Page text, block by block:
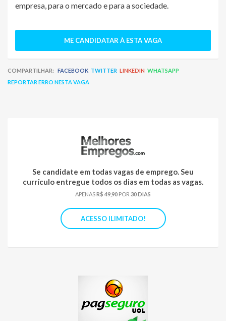
empresa, para o mercado e para a sociedade.
ME CANDIDATAR À ESTA VAGA
COMPARTILHAR: FACEBOOK TWITTER LINKEDIN WHATSAPP
REPORTAR ERRO NESTA VAGA
Se candidate em todas vagas de emprego. Seu
currículo entregue todos os dias em todas as vagas.
APENASR$ 49,90 POR 30 DIAS
ACESSO ILIMITADO!